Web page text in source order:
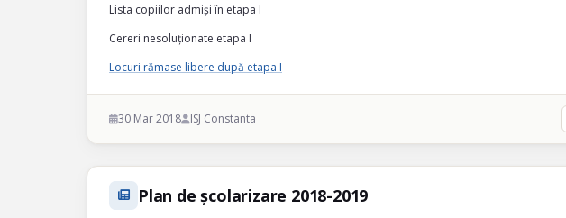
Lista copiilor admiși în etapa I
Cereri nesoluționate etapa I
Locuri rămase libere după etapa I
30 Mar 2018 ISJ Constanta
Plan de școlarizare 2018-2019